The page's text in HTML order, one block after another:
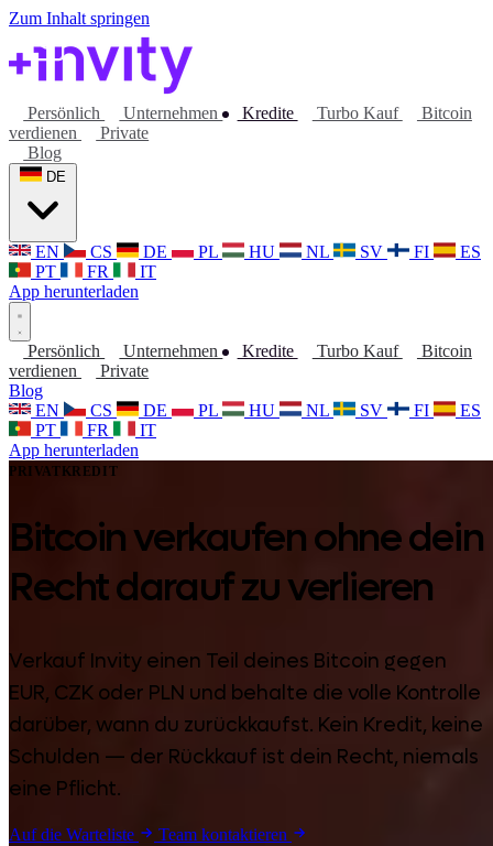
Zum Inhalt springen
Persönlich Unternehmen Kredite Turbo Kauf
Bitcoin
verdienen
Private
Blog
EN CS DE PL HU NL SV FI
ES
PT
FR
IT
App herunterladen
Persönlich Unternehmen Kredite Turbo Kauf
Bitcoin
verdienen
Private
Blog
EN
CS DE PL HU NL SV FI
ES
PT
FR
IT
App herunterladen
PRIVATKREDIT
Bitcoin verkaufen ohne dein
Recht darauf zu verlieren
Verkauf Invity einen Teil deines Bitcoin gegen
EUR, CZK oder PLN und behalte die volle Kontrolle
darüber, wann du zurückkaufst. Kein Kredit, keine
Schulden — der Rückkauf ist dein Recht, niemals
eine Pflicht.
Auf die Warteliste Team kontaktieren